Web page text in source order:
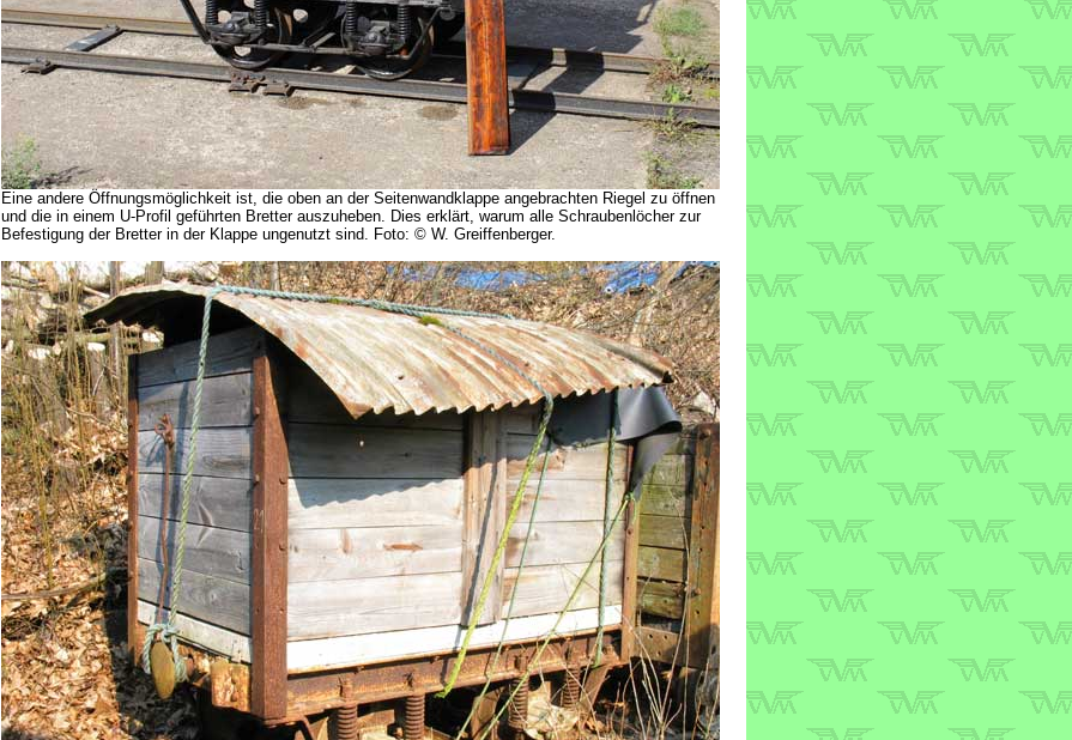
Eine andere Öffnungsmöglichkeit ist, die oben an der Seitenwandklappe angebrachten Riegel zu öffnen
und die in einem U-Profil geführten Bretter auszuheben. Dies erklärt, warum alle Schraubenlöcher zur
Befestigung der Bretter in der Klappe ungenutzt sind. Foto: © W. Greiffenberger.